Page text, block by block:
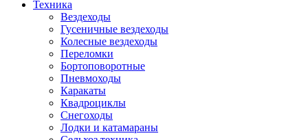
Техника
Вездеходы
Гусеничные вездеходы
Колесные вездеходы
Переломки
Бортоповоротные
Пневмоходы
Каракаты
Квадроциклы
Снегоходы
Лодки и катамараны